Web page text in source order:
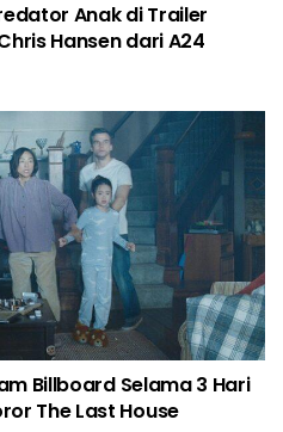
Anak di Trailer
Hansen dari A24
Billboard Selama 3 Hari
The Last House